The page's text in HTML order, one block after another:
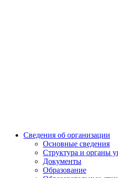
Сведения об организации
Основные сведения
Структура и органы
Документы
Образование